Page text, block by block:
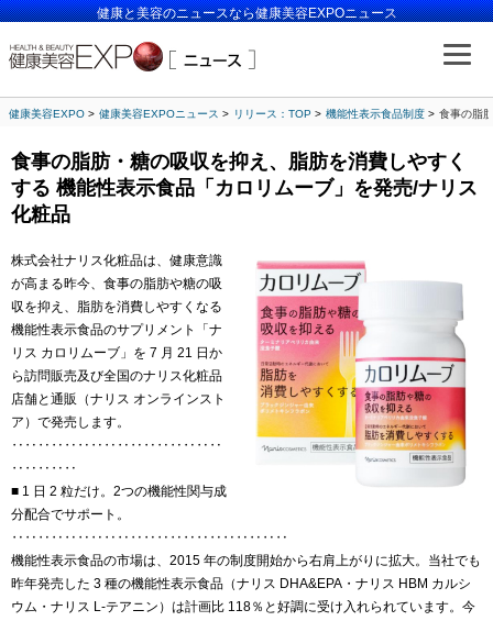
健康と美容のニュースなら健康美容EXPOニュース
健康美容EXPO 健康美容EXPOニュース リリース：TOP 機能性表示食品制度 食事の脂
食事の脂肪・糖の吸収を抑え、脂肪を消費しやすく
する 機能性表示食品「カロリムーブ」を発売/ナリス
化粧品
株式会社ナリス化粧品は、健康意識
が高まる昨今、食事の脂肪や糖の吸
収を抑え、脂肪を消費しやすくなる
機能性表示食品のサプリメント「ナ
リス カロリムーブ」を 7 月 21 日か
ら訪問販売及び全国のナリス化粧品
店舗と通販（ナリス オンラインスト
ア）で発売します。
‥‥‥‥‥‥‥‥‥‥‥‥‥‥‥‥
‥‥‥‥‥
■ 1 日 2 粒だけ。2つの機能性関与成
分配合でサポート。
‥‥‥‥‥‥‥‥‥‥‥‥‥‥‥‥‥‥‥‥‥
機能性表示食品の市場は、2015 年の制度開始から右肩上がりに拡大。当社でも
昨年発売した 3 種の機能性表示食品（ナリス DHA&EPA・ナリス HBM カルシ
ウム・ナリス L-テアニン）は計画比 118％と好調に受け入れられています。今